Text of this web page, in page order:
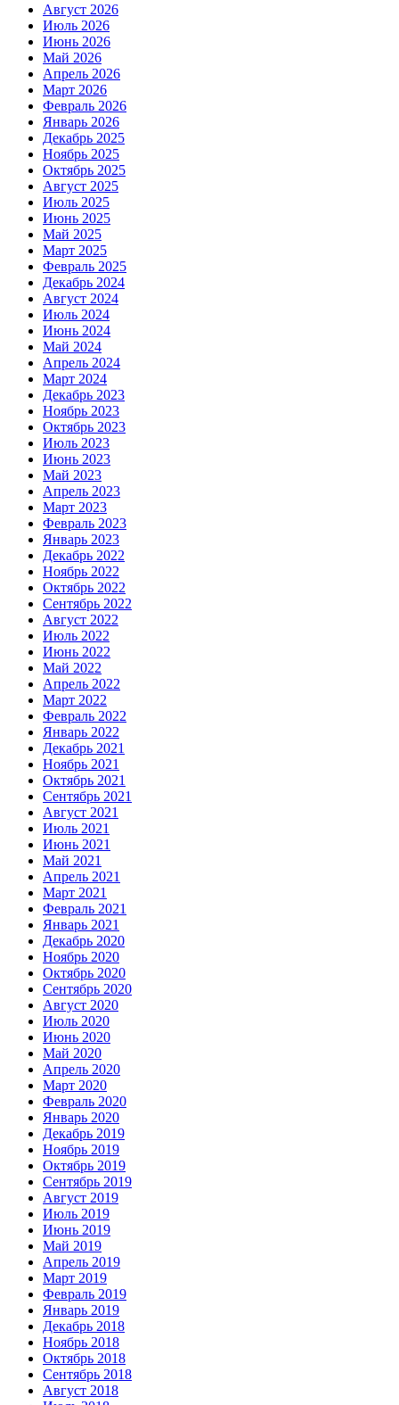
Август 2026
Июль 2026
Июнь 2026
Май 2026
Апрель 2026
Март 2026
Февраль 2026
Январь 2026
Декабрь 2025
Ноябрь 2025
Октябрь 2025
Август 2025
Июль 2025
Июнь 2025
Май 2025
Март 2025
Февраль 2025
Декабрь 2024
Август 2024
Июль 2024
Июнь 2024
Май 2024
Апрель 2024
Март 2024
Декабрь 2023
Ноябрь 2023
Октябрь 2023
Июль 2023
Июнь 2023
Май 2023
Апрель 2023
Март 2023
Февраль 2023
Январь 2023
Декабрь 2022
Ноябрь 2022
Октябрь 2022
Сентябрь 2022
Август 2022
Июль 2022
Июнь 2022
Май 2022
Апрель 2022
Март 2022
Февраль 2022
Январь 2022
Декабрь 2021
Ноябрь 2021
Октябрь 2021
Сентябрь 2021
Август 2021
Июль 2021
Июнь 2021
Май 2021
Апрель 2021
Март 2021
Февраль 2021
Январь 2021
Декабрь 2020
Ноябрь 2020
Октябрь 2020
Сентябрь 2020
Август 2020
Июль 2020
Июнь 2020
Май 2020
Апрель 2020
Март 2020
Февраль 2020
Январь 2020
Декабрь 2019
Ноябрь 2019
Октябрь 2019
Сентябрь 2019
Август 2019
Июль 2019
Июнь 2019
Май 2019
Апрель 2019
Март 2019
Февраль 2019
Январь 2019
Декабрь 2018
Ноябрь 2018
Октябрь 2018
Сентябрь 2018
Август 2018